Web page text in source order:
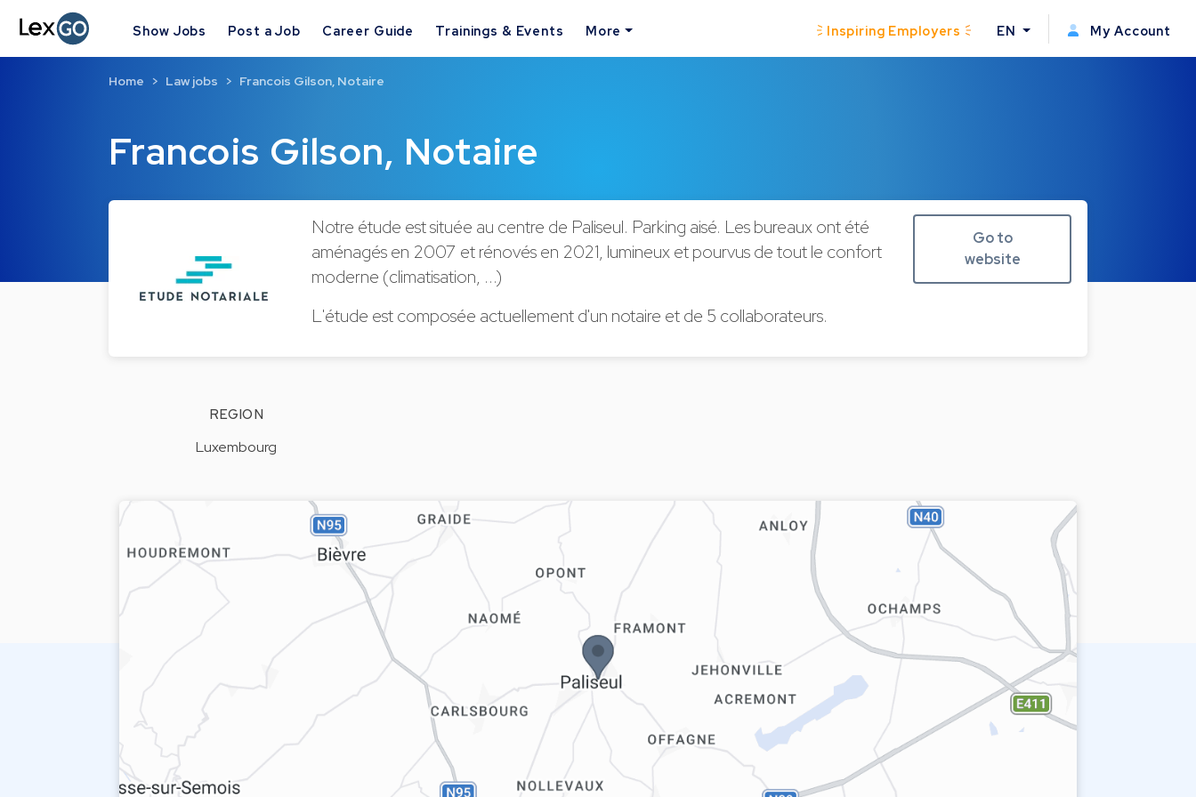
Show Jobs Post a Job Career Guide Trainings & Events More Inspiring Employers EN My Account
Francois Gilson, Notaire
Home Law jobs Francois Gilson, Notaire
Notre étude est située au centre de Paliseul. Parking aisé. Les bureaux ont été
aménagés en 2007 et rénovés en 2021, lumineux et pourvus de tout le confort
moderne (climatisation, ...)
L'étude est composée actuellement d'un notaire et de 5 collaborateurs.
Go to
website
REGION
Luxembourg